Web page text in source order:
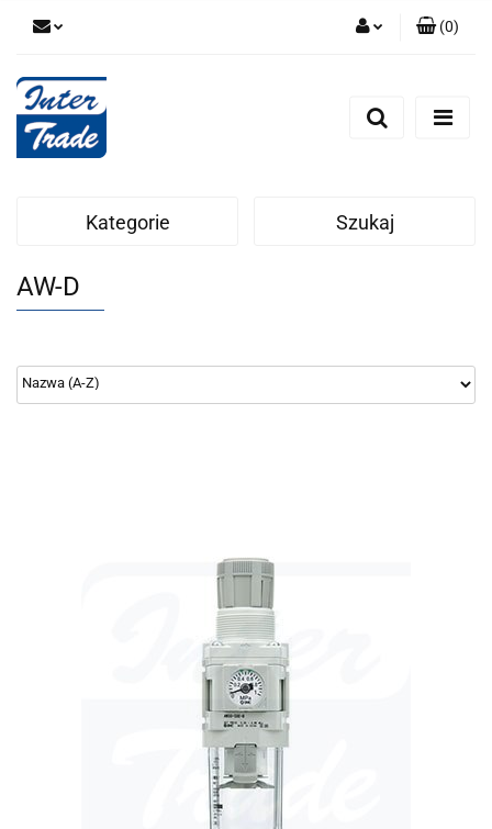
Zarejestruj się
(0)
Kategorie Szukaj
AW-D